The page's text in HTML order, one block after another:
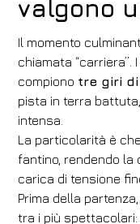
1
Codice sconto
valgono
Il momento
chiamata “carriera”.
compiono tre giri di
pista in terra
intensa.
La particolarità è
fantino, rendendo la
carica di tensione
Prima della
tra i più